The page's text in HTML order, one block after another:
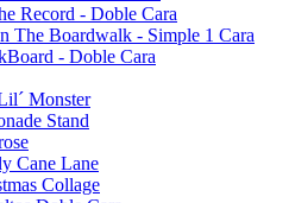
Record - Doble Cara
The Boardwalk - Simple 1 Cara
- Doble Cara
Monster
Stand
Cane Lane
Collage